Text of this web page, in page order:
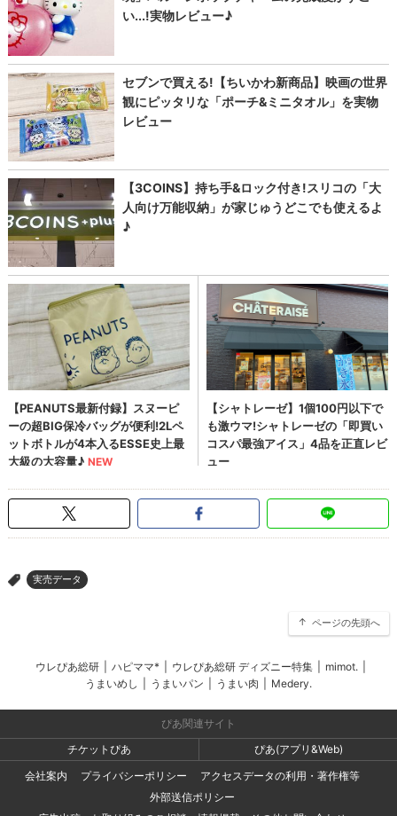
> 実売データ
ページの先頭へ
ウレぴあ総研 ハピママ* ウレぴあ総研 ディズニー特集 mimot.
うまいめし
うまいパン うまい肉 Medery.
ぴあ関連サイト
チケットぴあ
ぴあ(アプリ&Web)
会社案内
プライバシーポリシー
アクセスデータの利用・著作権等
外部送信ポリシー